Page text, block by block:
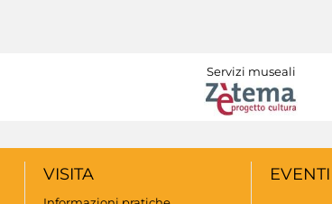
Servizi museali
VISITA EVENTI